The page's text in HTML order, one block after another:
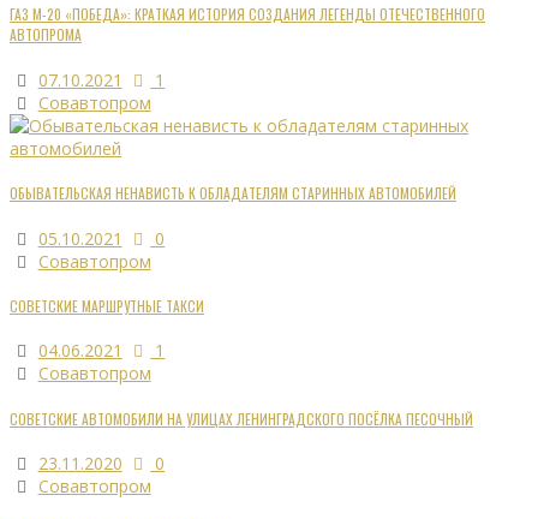
ГАЗ М-20 «ПОБЕДА»: КРАТКАЯ ИСТОРИЯ СОЗДАНИЯ ЛЕГЕНДЫ ОТЕЧЕСТВЕННОГО
АВТОПРОМА
07.10.2021
1
Совавтопром
ОБЫВАТЕЛЬСКАЯ НЕНАВИСТЬ К ОБЛАДАТЕЛЯМ СТАРИННЫХ АВТОМОБИЛЕЙ
05.10.2021
0
Совавтопром
СОВЕТСКИЕ МАРШРУТНЫЕ ТАКСИ
04.06.2021
1
Совавтопром
СОВЕТСКИЕ АВТОМОБИЛИ НА УЛИЦАХ ЛЕНИНГРАДСКОГО ПОСЁЛКА ПЕСОЧНЫЙ
23.11.2020
0
Совавтопром